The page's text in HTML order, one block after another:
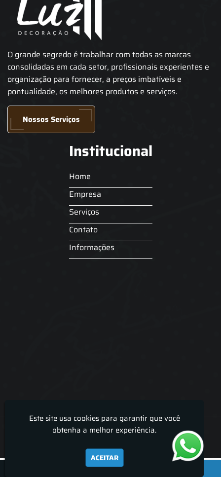
O grande segredo é trabalhar com todas as marcas
consolidadas em cada setor, profissionais experientes e
organização para fornecer, a preços imbatíveis e
pontualidade, os melhores produtos e serviços.
Nossos Serviços
Institucional
Home
Empresa
Serviços
Contato
Informações
Lira Luz Decor - Cortinas sob medidas e persianas
Este site usa cookies para garantir que você
obtenha a melhor experiência.
ACEITAR